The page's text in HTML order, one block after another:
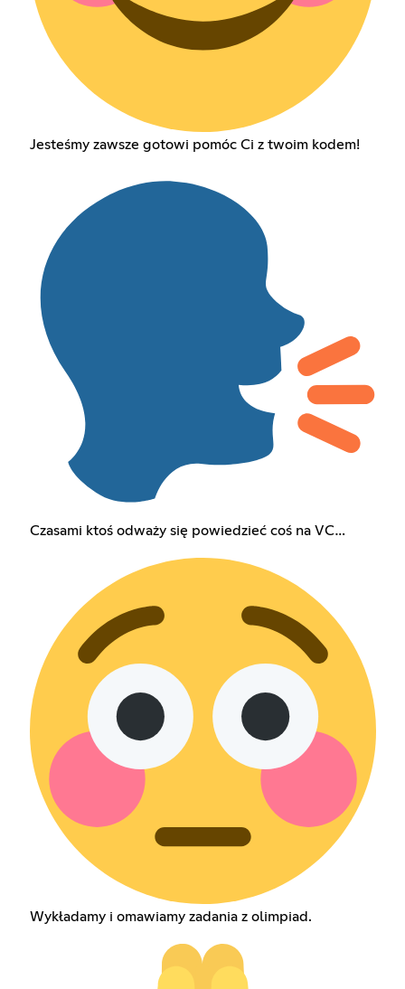
Jesteśmy zawsze gotowi pomóc Ci z twoim kodem!
Czasami ktoś odważy się powiedzieć coś na VC…
Wykładamy i omawiamy zadania z olimpiad.